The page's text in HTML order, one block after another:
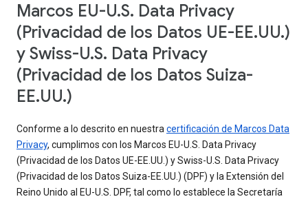
Marcos EU-U.S. Data Privacy
(Privacidad de los Datos UE-EE.UU.)
y Swiss-U.S. Data Privacy
(Privacidad de los Datos Suiza-
EE.UU.)
Conforme a lo descrito en nuestracertificación de Marcos Data
Privacy, cumplimos con los Marcos EU-U.S. Data Privacy
(Privacidad de los Datos UE-EE.UU.) y Swiss-U.S. Data Privacy
(Privacidad de los Datos Suiza-EE.UU.) (DPF) y la Extensión del
Reino Unido al EU-U.S. DPF, tal como lo establece la Secretaría